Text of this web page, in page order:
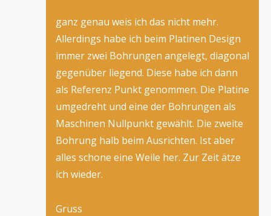
ganz genau weis ich das nicht mehr.
Allerdings habe ich beim Platinen Design
immer zwei Bohrungen angelegt, diagonal
gegenüber liegend. Diese habe ich dann
als Referenz Punkt genommen. Die Platine
umgedreht und eine der Bohrungen als
Maschinen Nullpunkt gewählt. Die zweite
Bohrung halb beim Ausrichten. Ist aber
alles schone eine Weile her. Zur Zeit ätze
ich wieder.
Gruss